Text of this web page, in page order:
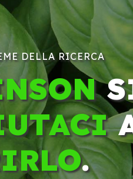
DELLA RICERCA
.